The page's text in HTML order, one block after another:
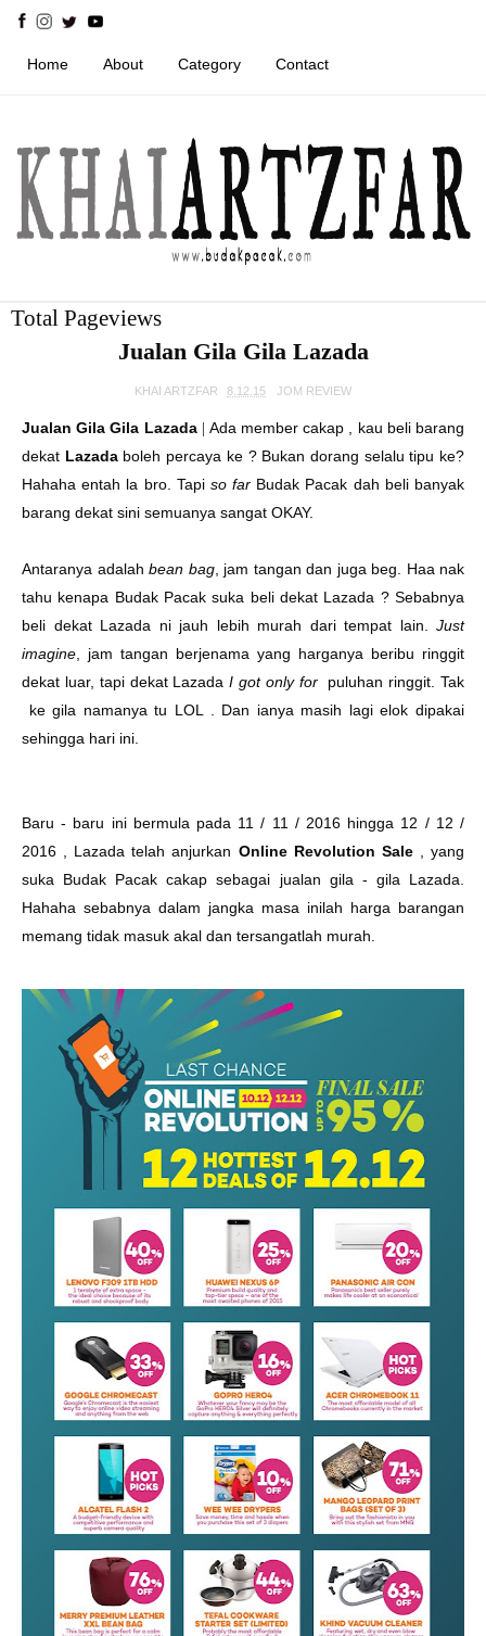
Home About Category Contact
Total Pageviews
Jualan Gila Gila Lazada
KHAI ARTZFAR 8.12.15 JOM REVIEW
Jualan Gila Gila Lazada
Ada member cakap , kau beli barang
dekat Lazada boleh percaya ke ? Bukan dorang selalu tipu ke?
Hahaha entah la bro. Tapiso far Budak Pacak dah beli banyak
barang dekat sini semuanya sangat OKAY.
Antaranya adalah bean bag, jam tangan dan juga beg. Haa nak
tahu kenapa Budak Pacak suka beli dekat Lazada ? Sebabnya
beli dekat Lazada ni jauh lebih murah dari tempat lain. Just
imagine , jam tangan berjenama yang harganya beribu ringgit
dekat luar, tapi dekat Lazada I got only for
puluhan ringgit. Tak
ke gila namanya tu LOL . Dan ianya masih lagi elok dipakai
sehingga hari ini.
Baru - baru ini bermula pada 11 / 11 / 2016 hingga 12 / 12 /
2016 , Lazada telah anjurkan Online Revolution Sale, yang
suka Budak Pacak cakap sebagai jualan gila - gila Lazada.
Hahaha sebabnya dalam jangka masa inilah harga barangan
memang tidak masuk akal dan tersangatlah murah.